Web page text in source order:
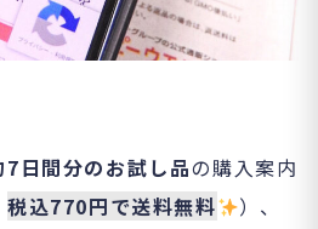
7日間分のお試し品の購入案内
税込770円で送料無料
）、